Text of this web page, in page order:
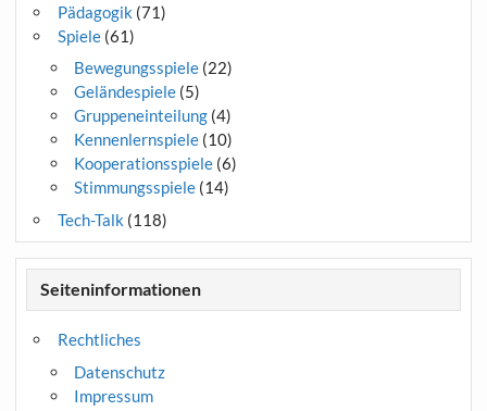
Pädagogik (71)
Spiele(61)
Bewegungsspiele(22)
Geländespiele(5)
Gruppeneinteilung(4)
Kennenlernspiele(10)
Kooperationsspiele(6)
Stimmungsspiele(14)
Tech-Talk (118)
Seiteninformationen
Rechtliches
Datenschutz
Impressum